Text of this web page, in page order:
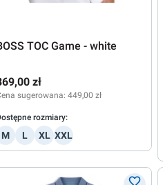
TOC Game - white
zł
sugerowana: 449,00 zł
rozmiary:
M L XL XXL